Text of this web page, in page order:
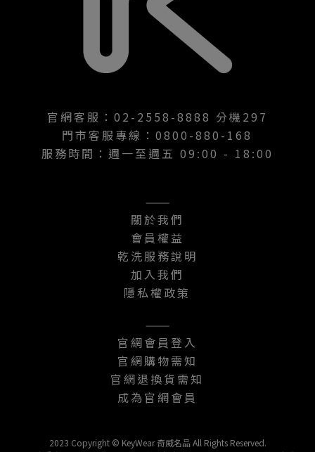
官網客服：02-2558-8888 分機297
門市客服專線：0800-880-168
服務時間：週一至週五 09:00 - 18:00
———
關於我們
會員權益
乾洗服務說明
加入我們
隱私權政策
———
官網會員登入
官網購物需知
官網退換貨需知
成為官網會員
2023 Copyright © KeyWear 奇威名品 All Rights Reserved.